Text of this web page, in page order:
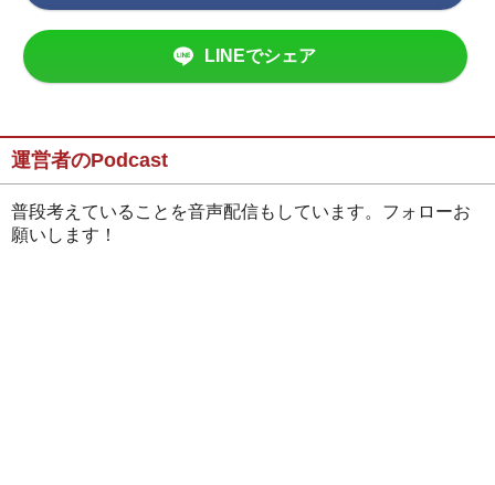
LINEでシェア
運営者のPodcast
普段考えていることを音声配信もしています。フォローお
願いします！